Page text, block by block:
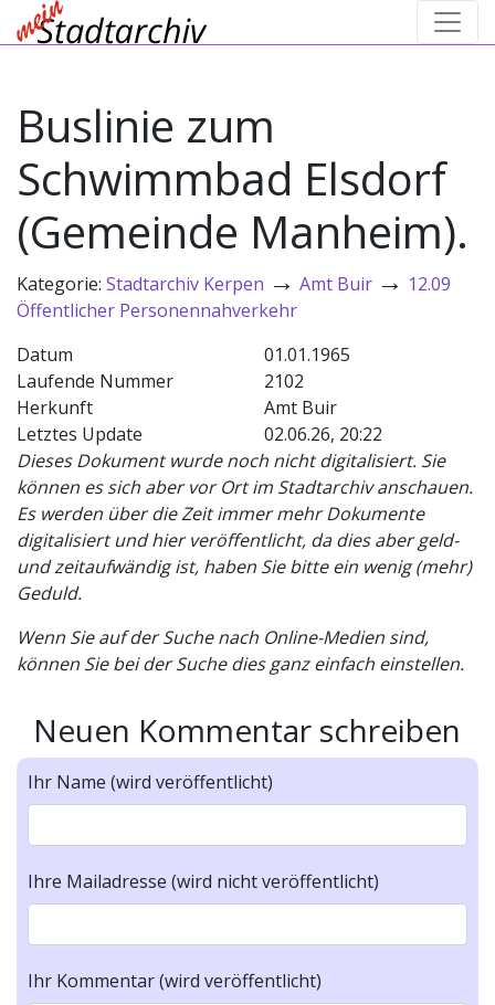
Buslinie zum
Schwimmbad Elsdorf
(Gemeinde Manheim).
Kategorie: Stadtarchiv Kerpen → Amt Buir → 12.09
Öffentlicher Personennahverkehr
Datum
01.01.1965
Laufende Nummer
2102
Herkunft
Amt Buir
Letztes Update
02.06.26, 20:22
Dieses Dokument wurde noch nicht digitalisiert. Sie
können es sich aber vor Ort im Stadtarchiv anschauen.
Es werden über die Zeit immer mehr Dokumente
digitalisiert und hier veröffentlicht, da dies aber geld-
und zeitaufwändig ist, haben Sie bitte ein wenig (mehr)
Geduld.
Wenn Sie auf der Suche nach Online-Medien sind,
können Sie bei der Suche dies ganz einfach einstellen.
Neuen Kommentar schreiben
Ihr Name (wird veröffentlicht)
Ihre Mailadresse (wird nicht veröffentlicht)
Ihr Kommentar (wird veröffentlicht)